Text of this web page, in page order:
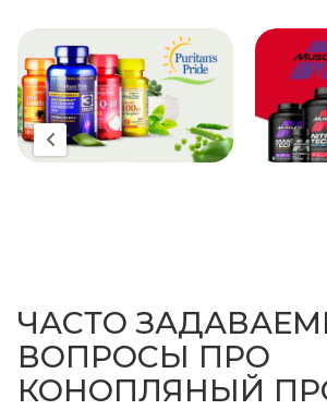
ЧАСТО
ВОПРОСЫ ПРО
КОНОПЛЯНЫЙ